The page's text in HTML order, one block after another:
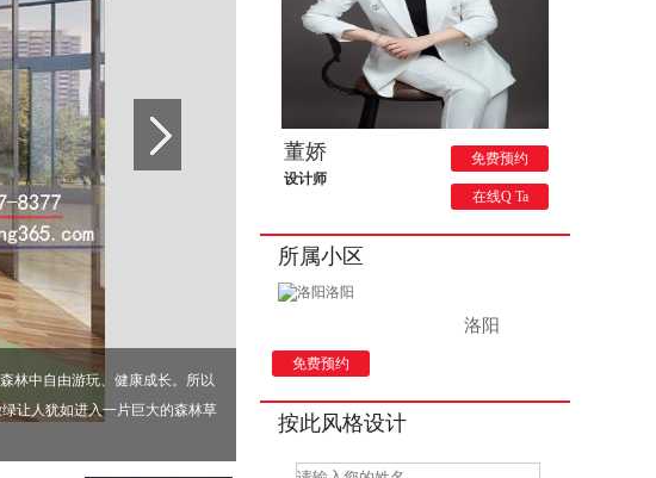
林中自由游玩、健康成长。所以
让人犹如进入一片巨大的森林草
董娇
设计师
免费预约
在线Q Ta
所属小区
洛阳
免费预约
按此风格设计